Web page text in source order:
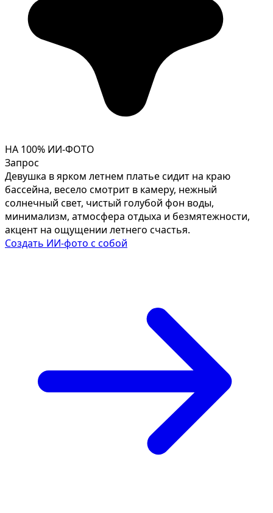
НА 100% ИИ-ФОТО
Запрос
Девушка в ярком летнем платье сидит на краю
бассейна, весело смотрит в камеру, нежный
солнечный свет, чистый голубой фон воды,
минимализм, атмосфера отдыха и безмятежности,
акцент на ощущении летнего счастья.
Создать ИИ-фото с собой